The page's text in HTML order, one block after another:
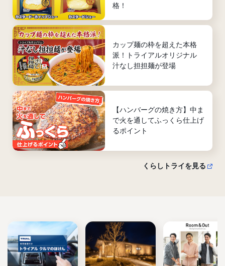
格！
カップ麺の枠を超えた本格
派！トライアルオリジナル
汁なし担担麺が登場
【ハンバーグの焼き方】中ま
で火を通してふっくら仕上げ
るポイント
くらしトライを見る